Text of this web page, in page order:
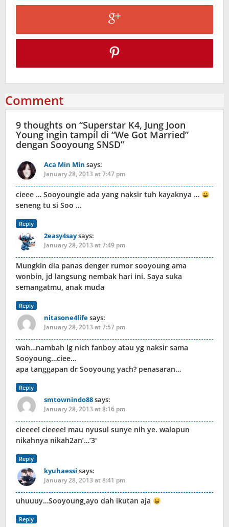
Comment
9 thoughts on “Superstar K4, Jung Joon
Young ingin tampil di “We Got Married”
dengan Sooyoung SNSD”
Aca Min Min says:
January 28, 2013 at 7:47 pm
cieee … Sooyoungie ada yang naksir tuh kayaknya …
seneng tu si Soo …
Reply
2easy4saysays:
January 28, 2013 at 7:49 pm
Mungkin dia panas denger rumor sooyoung ama
wonbin, jd langsung nembak hari ini. Saya suka
semangatmu, anak muda
Reply
nitasone4lifesays:
January 28, 2013 at 7:57 pm
wah…nambah lg nich fanboy atau yg naksir sama
Sooyoung…ciee…
apa tanggapan dr Sooyoung yach? penasaran…
Reply
smtownindo88says:
January 28, 2013 at 8:16 pm
cieeee! cieeee! mau nyusul sunye nih ye. walopun
nikahnya nikah2an’…’3′
Reply
kyuhaessi says:
January 28, 2013 at 8:41 pm
uhuuuy…Sooyoung,ayo dah ikutan aja
Reply